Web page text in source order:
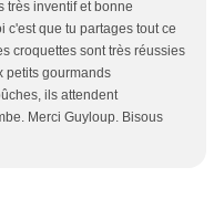
très inventif et bonne
c'est que tu partages tout ce
croquettes sont très réussies
petits gourmands
ils attendent
Merci Guyloup. Bisous